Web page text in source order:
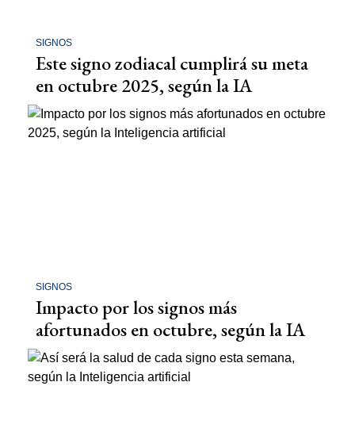
SIGNOS
Este signo zodiacal cumplirá su meta
en octubre 2025, según la IA
SIGNOS
Impacto por los signos más
afortunados en octubre, según la IA